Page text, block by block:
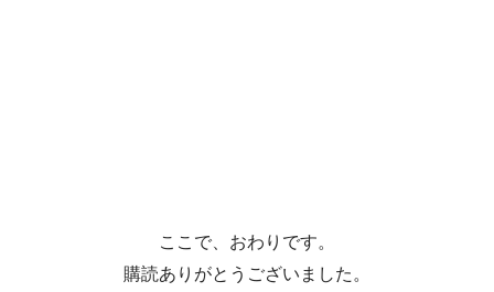
ここで、おわりです。
購読ありがとうございました。